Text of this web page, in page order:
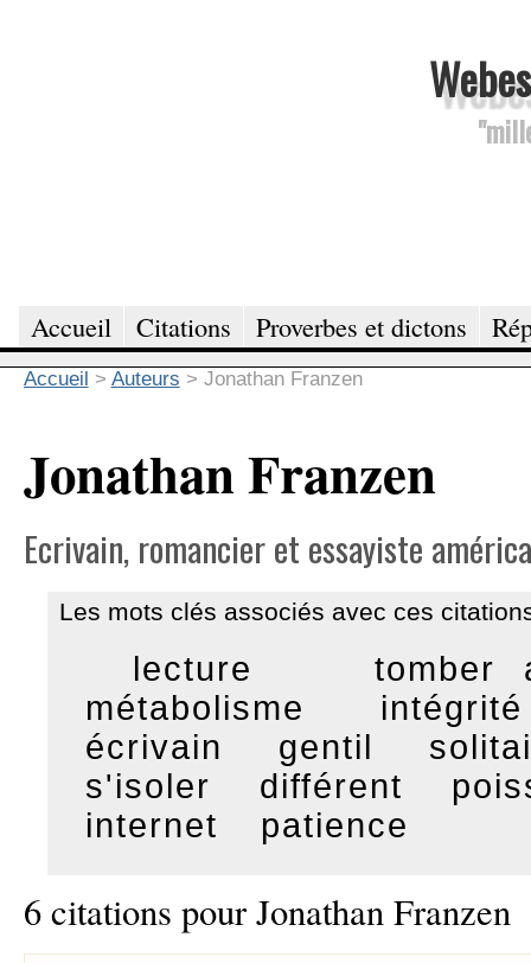
Accueil Citations Proverbes et dictons
Accueil > Auteurs > Jonathan Franzen
Jonathan Franzen
Ecrivain, romancier et essayiste
Les mots clés associés avec ces
lecture
tomber
métabolisme
intégrité
écrivain
gentil
s'isoler
différent
internet
patience
6 citations pour Jonathan Franzen